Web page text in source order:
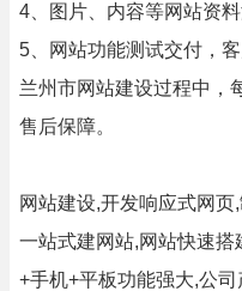
4、图片、内容等网站资
5、网站功能测试交付，
兰州市网站建设过程中，
售后保障。
网站建设,开发响应式网
一站式建网站,网站快速
+手机+平板功能强大,公